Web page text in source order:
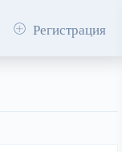
Регистрация